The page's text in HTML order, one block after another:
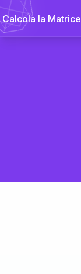
Calcola la Matrice